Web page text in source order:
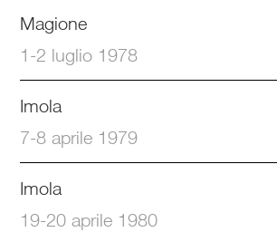
Magione
1-2 luglio 1978
Imola
7-8 aprile 1979
Imola
19-20 aprile 1980